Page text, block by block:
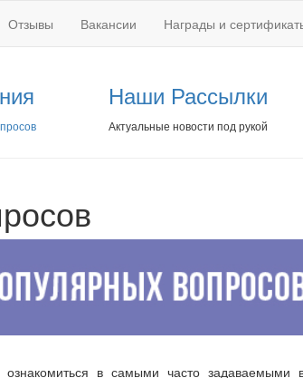
Отзывы Вакансии Награды и
Наши Рассылки
Актуальные новости под рукой
в самыми часто задаваемыми